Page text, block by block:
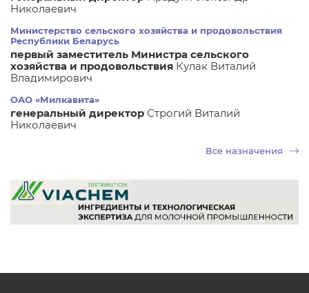
Николаевич
Министерство сельского хозяйства и продовольствия
Республики Беларусь
первый заместитель Министра сельского
хозяйства и продовольствия Кулак Виталий
Владимирович
ОАО «Милкавита»
генеральный директор Строгий Виталий
Николаевич
Все назначения